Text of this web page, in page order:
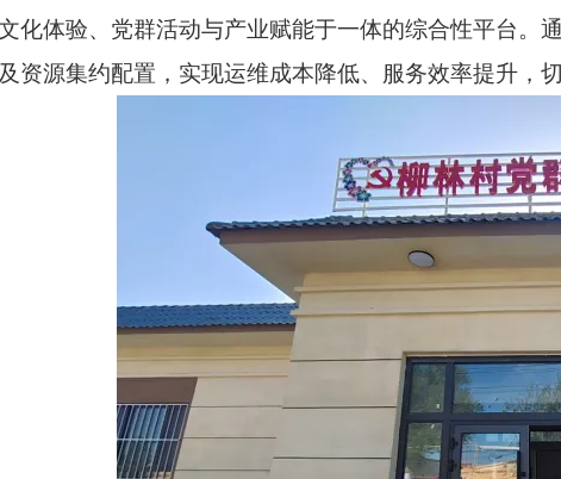
化体验、党群活动与产业赋能于一体的综合性平台。
资源集约配置，实现运维成本降低、服务效率提升，